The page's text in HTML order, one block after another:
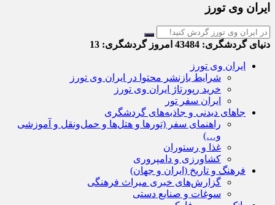
ایران وی تورز
دنیای گردشگری: امروز گردشگری:
ایران وی تورز
شرایط بازنشر محتوا در ایران وی تورز
خرید رپورتاژ ایران وی تورز
ایران سفر تور
جاهای دیدنی و جاذبه‌های گردشگری
راهنمای سفر (تورها و هتل‌ها و حمل‌و‌نقل و آموزشی
و…)
غذا و رستوران
کشاورزی و دامپروری
فرهنگ و تاریخ (ایران و جهان)
گزارش‌های خبری میراث فرهنگی
سوغات و صنایع دستی